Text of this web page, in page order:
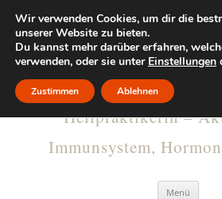
Heilpraktikerin –
Immunsystem,
Menü
Wir verwenden Cookies, um dir die
unserer Website zu bieten.
Du kannst mehr darüber erfahren,
verwenden, oder sie unter Einstellungen
Zustimmen Ablehnen